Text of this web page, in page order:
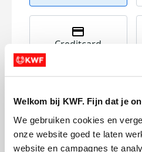
Welkom bij KWF. Fijn dat je
We gebruiken cookies en
onze website goed te laten
website en campagnes te
Creditcard
Referentie